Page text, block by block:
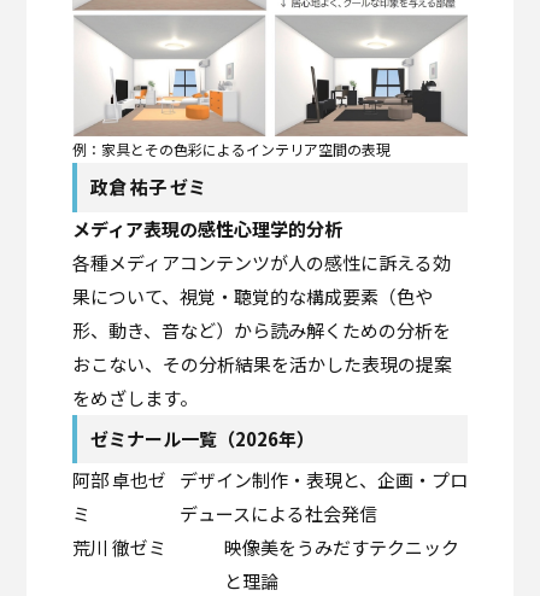
例：家具とその色彩によるインテリア空間の表現
政倉 祐子 ゼミ
メディア表現の感性心理学的分析
各種メディアコンテンツが人の感性に訴える効
果について、視覚・聴覚的な構成要素（色や
形、動き、音など）から読み解くための分析を
おこない、その分析結果を活かした表現の提案
をめざします。
ゼミナール一覧（2026年）
阿部 卓也ゼ
ミ
デザイン制作・表現と、企画・プロ
デュースによる社会発信
荒川 徹ゼミ
映像美をうみだすテクニック
と理論